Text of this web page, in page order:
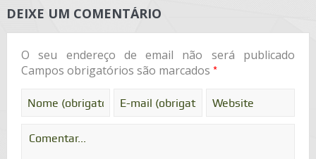
DEIXE UM COMENTÁRIO
O seu endereço de email não será publicado
Campos obrigatórios são marcados *